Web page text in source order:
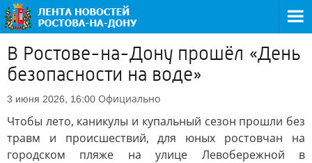
В Ростове-на-Дону прошёл «День
безопасности на воде»
3 июня 2026, 16:00 Официально
Чтобы лето, каникулы и купальный сезон прошли без
травм и происшествий, для юных ростовчан на
городском пляже на улице Левобережной в